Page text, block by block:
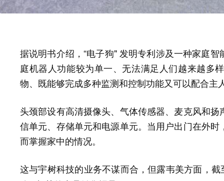
据说明书介绍，“电子狗" 发明专利涉及一种家庭
庭机器人功能较为单一、无法满足人们越来越多
物、既能够完成多种监测和控制功能又可以配合主
头颈部设有高清摄像头、气体传感器、麦克风和
信单元、存储单元和电源单元。当用户出门在外
而掌握家中的情况。
这与宇树科技的业务不谋而合，但露韦美方面，